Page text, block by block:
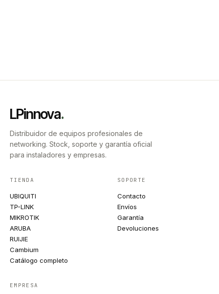
LPinnova.
Distribuidor de equipos profesionales de
networking. Stock, soporte y garantía oficial
para instaladores y empresas.
TIENDA
UBIQUITI
TP-LINK
MIKROTIK
ARUBA
RUIJIE
Cambium
Catálogo completo
SOPORTE
Contacto
Envíos
Garantía
Devoluciones
EMPRESA